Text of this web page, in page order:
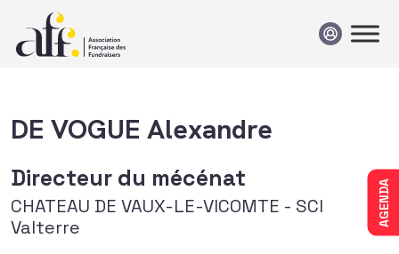
AGENDA
DE VOGUE Alexandre
Directeur du mécénat
CHATEAU DE VAUX-LE-VICOMTE - SCI
Valterre